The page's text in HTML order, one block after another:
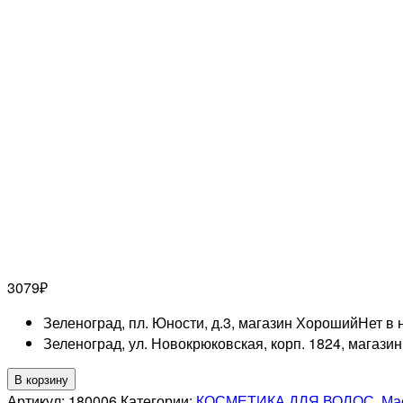
3079₽
Зеленоград, пл. Юности, д.3, магазин ХорошийНет в
Зеленоград, ул. Новокрюковская, корп. 1824,
Количество
товара
В корзину